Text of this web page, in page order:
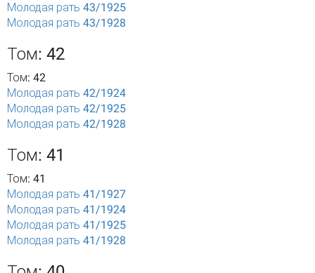
Молодая рать 43/1925
Молодая рать 43/1928
Том: 42
Том: 42
Молодая рать 42/1924
Молодая рать 42/1925
Молодая рать 42/1928
Том: 41
Том: 41
Молодая рать 41/1927
Молодая рать 41/1924
Молодая рать 41/1925
Молодая рать 41/1928